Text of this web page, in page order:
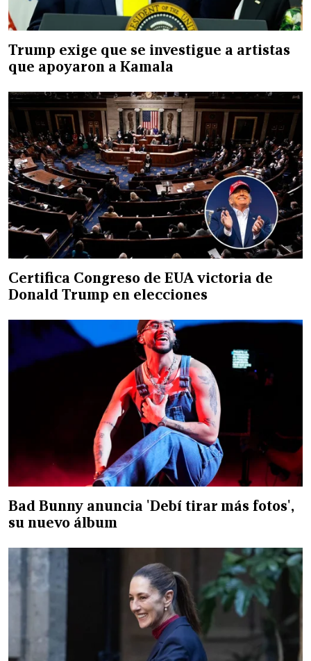
Trump exige que se investigue a artistas
que apoyaron a Kamala
Certifica Congreso de EUA victoria de
Donald Trump en elecciones
Bad Bunny anuncia 'Debí tirar más fotos',
su nuevo álbum